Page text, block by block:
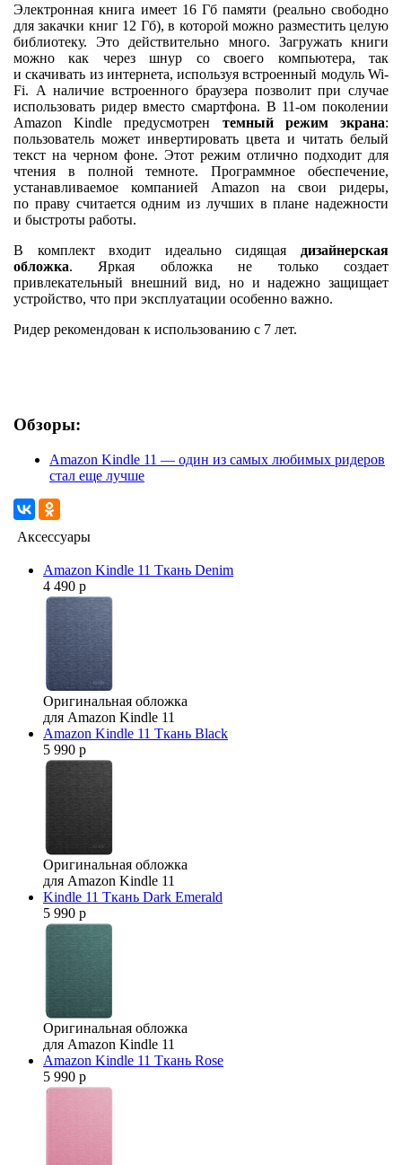
Электронная книга имеет 16 Гб памяти (реально свободно
для закачки книг 12 Гб), в которой можно разместить целую
библиотеку. Это действительно много. Загружать книги
можно как через шнур со своего компьютера, так
и скачивать из интернета, используя встроенный модуль Wi-
Fi. А наличие встроенного браузера позволит при случае
использовать ридер вместо смартфона. В 11-ом поколении
Amazon Kindle предусмотрен темный режим экрана:
пользователь может инвертировать цвета и читать белый
текст на черном фоне. Этот режим отлично подходит для
чтения в полной темноте. Программное обеспечение,
устанавливаемое компанией Amazon на свои ридеры,
по праву считается одним из лучших в плане надежности
и быстроты работы.
В комплект входит идеально сидящая дизайнерская
обложка. Яркая обложка не только создает
привлекательный внешний вид, но и надежно защищает
устройство, что при эксплуатации особенно важно.
Ридер рекомендован к использованию с 7 лет.
Обзоры:
Amazon Kindle 11 — один из самых любимых ридеров
стал еще лучше
Аксессуары
Amazon Kindle 11 Ткань Denim
4 490 р
Оригинальная обложка
для Amazon Kindle 11
Amazon Kindle 11 Ткань Black
5 990 р
Оригинальная обложка
для Amazon Kindle 11
Kindle 11 Ткань Dark Emerald
5 990 р
Оригинальная обложка
для Amazon Kindle 11
Amazon Kindle 11 Ткань Rose
5 990 р